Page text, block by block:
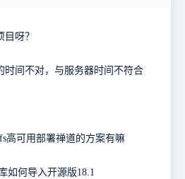
呀？
时间不对，与服务器时间不符合
高可用部署禅道的方案有嘛
如何导入开源版18.1